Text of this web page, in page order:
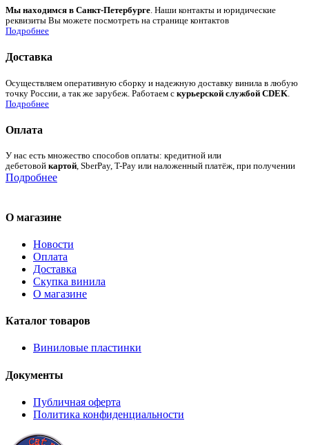
Мы находимся в Санкт-Петербурге. Наши контакты и юридические
реквизиты Вы можете посмотреть на странице контактов
Подробнее
Доставка
Осуществляем оперативную сборку и надежную доставку винила в любую
точку России, а так же зарубеж. Работаем с курьерской службой CDEK
Подробнее
Оплата
У нас есть множество способов оплаты: кредитной или
дебетовой картой, SberPay, T-Pay или наложенный платёж, при получении
Подробнее
О магазине
Новости
Оплата
Доставка
Скупка винила
О магазине
Каталог товаров
Виниловые пластинки
Документы
Публичная оферта
Политика конфиденциальности